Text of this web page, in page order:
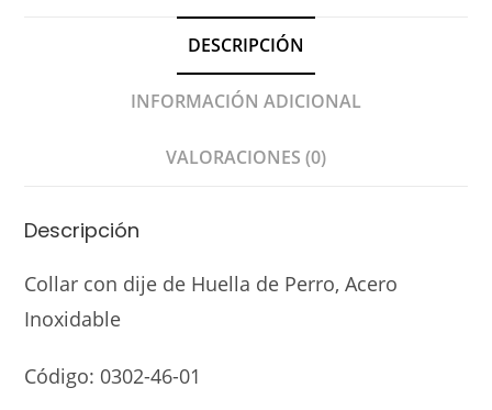
DESCRIPCIÓN
INFORMACIÓN ADICIONAL
VALORACIONES (0)
Descripción
Collar con dije de Huella de Perro, Acero
Inoxidable
Código: 0302-46-01